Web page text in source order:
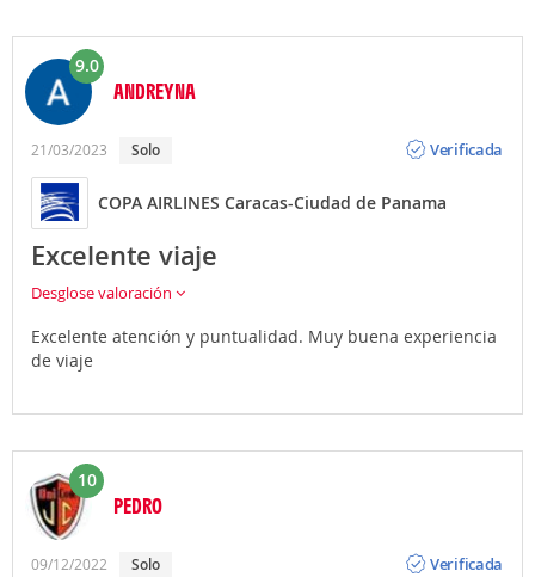
9.0
ANDREYNA
21/03/2023 Solo
Verificada
COPA AIRLINES Caracas-Ciudad de Panama
Excelente viaje
Desglose valoración
Excelente atención y puntualidad. Muy buena experiencia
de viaje
10
PEDRO
09/12/2022 Solo
Verificada